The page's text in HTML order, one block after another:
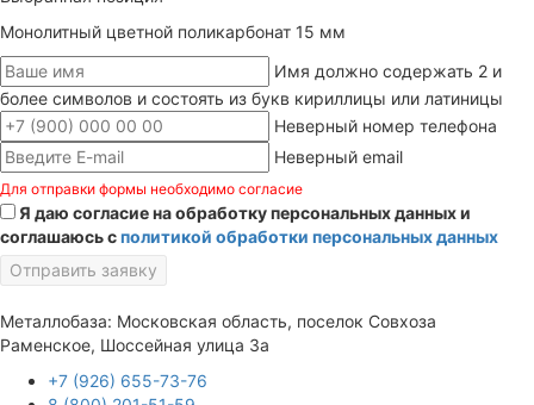
Монолитный цветной поликарбонат 15 мм
Имя должно содержать 2 и
более символов и состоять из букв кириллицы или латиницы
Неверный номер телефона
Неверный email
Для отправки формы необходимо согласие
Я даю согласие на обработку персональных данных и
соглашаюсь сполитикой обработки персональных данных
Отправить заявку
Металлобаза: Московская область, поселок Совхоза
Раменское, Шоссейная улица 3а
+7 (926) 655-73-76